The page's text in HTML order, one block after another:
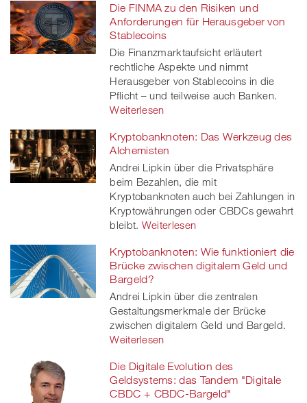
Die FINMA zu den Risiken und
Anforderungen für Herausgeber von
Stablecoins
Die Finanzmarktaufsicht erläutert
rechtliche Aspekte und nimmt
Herausgeber von Stablecoins in die
Pflicht – und teilweise auch Banken.
Weiterlesen
Kryptobanknoten: Das Werkzeug des
Alchemisten
Andrei Lipkin über die Privatsphäre
beim Bezahlen, die mit
Kryptobanknoten auch bei Zahlungen in
Kryptowährungen oder CBDCs gewahrt
bleibt. Weiterlesen
Kryptobanknoten: Wie funktioniert die
Brücke zwischen digitalem Geld und
Bargeld?
Andrei Lipkin über die zentralen
Gestaltungsmerkmale der Brücke
zwischen digitalem Geld und Bargeld.
Weiterlesen
Die Digitale Evolution des
Geldsystems: das Tandem "Digitale
CBDC + CBDC-Bargeld"